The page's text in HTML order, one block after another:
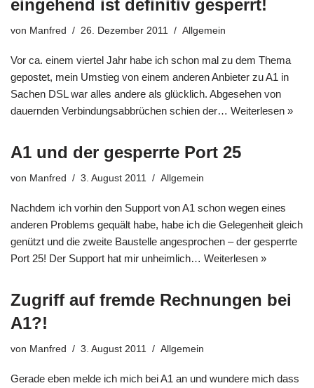
eingehend ist definitiv gesperrt!
von Manfred 26. Dezember 2011 Allgemein
Vor ca. einem viertel Jahr habe ich schon mal zu dem Thema
gepostet, mein Umstieg von einem anderen Anbieter zu A1 in
Sachen DSL war alles andere als glücklich. Abgesehen von
dauernden Verbindungsabbrüchen schien der… Weiterlesen »
A1 und der gesperrte Port 25
von Manfred 3. August 2011 Allgemein
Nachdem ich vorhin den Support von A1 schon wegen eines
anderen Problems gequält habe, habe ich die Gelegenheit gleich
genützt und die zweite Baustelle angesprochen – der gesperrte
Port 25! Der Support hat mir unheimlich… Weiterlesen »
Zugriff auf fremde Rechnungen bei
A1?!
von Manfred 3. August 2011 Allgemein
Gerade eben melde ich mich bei A1 an und wundere mich dass